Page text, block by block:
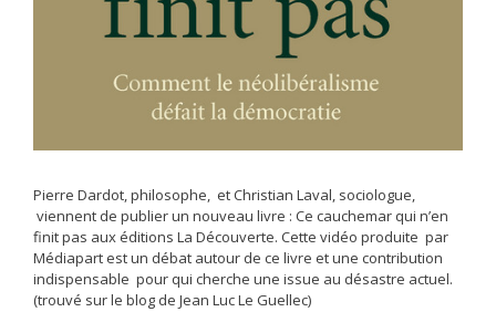
Pierre Dardot, philosophe, et Christian Laval, sociologue,
viennent de publier un nouveau livre : Ce cauchemar qui n’en
finit pas aux éditions La Découverte. Cette vidéo produite par
Médiapart est un débat autour de ce livre et une contribution
indispensable pour qui cherche une issue au désastre actuel.
(trouvé sur le blog de Jean Luc Le Guellec)